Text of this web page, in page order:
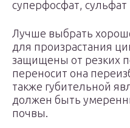
суперфосфат,
Лучше выбрать
для произрастания
защищены от резких
переносит она
также губительной
должен быть
почвы.